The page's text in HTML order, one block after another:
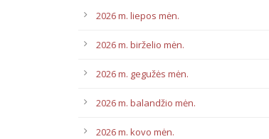
2026 m. liepos mėn.
2026 m. birželio mėn.
2026 m. gegužės mėn.
2026 m. balandžio mėn.
2026 m. kovo mėn.